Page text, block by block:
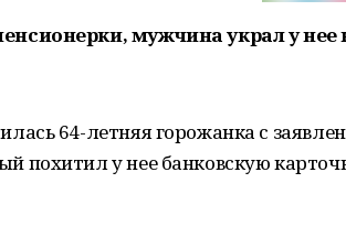
мужчина украл у
64-летняя горожанка с
похитил у нее банковскую